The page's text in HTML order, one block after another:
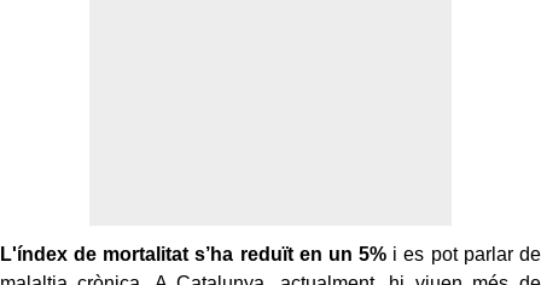
L'índex de mortalitat s’ha reduït en un 5% i es pot parlar de